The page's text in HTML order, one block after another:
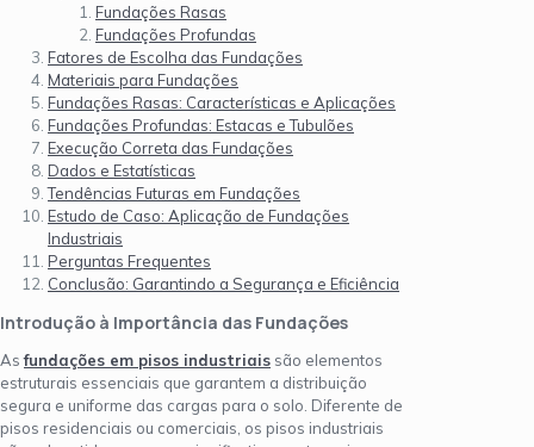
Fundações Rasas
Fundações Profundas
Fatores de Escolha das Fundações
Materiais para Fundações
Fundações Rasas: Características e Aplicações
Fundações Profundas: Estacas e Tubulões
Execução Correta das Fundações
Dados e Estatísticas
Tendências Futuras em Fundações
Estudo de Caso: Aplicação de Fundações
Industriais
Perguntas Frequentes
Conclusão: Garantindo a Segurança e Eficiência
Introdução à Importância das Fundações
Asfundações em pisos industriais são elementos
estruturais essenciais que garantem a distribuição
segura e uniforme das cargas para o solo. Diferente de
pisos residenciais ou comerciais, os pisos industriais